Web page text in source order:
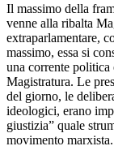
Il massimo della
venne alla ribalta
extraparlamentare,
massimo, essa si
una corrente politica
Magistratura. Le
del giorno, le
ideologici, erano
giustizia” quale
movimento marxista.